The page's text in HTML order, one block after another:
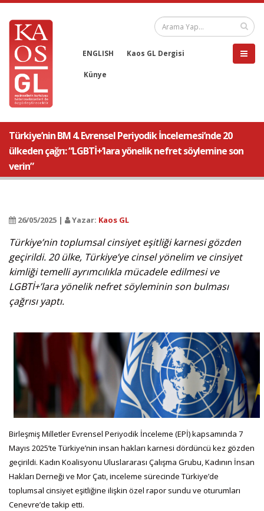
ENGLISH Kaos GL Dergisi
Künye
Türkiye’nin BM 4. Evrensel Periyodik İncelemesi’nde 20
ülkeden çağrı: “LGBTİ+’lara yönelik nefret söylemine son
verin”
26/05/2025 | Yazar: Kaos GL
Türkiye’nin toplumsal cinsiyet eşitliği karnesi gözden
geçirildi. 20 ülke, Türkiye’ye cinsel yönelim ve cinsiyet
kimliği temelli ayrımcılıkla mücadele edilmesi ve
LGBTİ+’lara yönelik nefret söyleminin son bulması
çağrısı yaptı.
Birleşmiş Milletler Evrensel Periyodik İnceleme (EPİ) kapsamında 7
Mayıs 2025’te Türkiye’nin insan hakları karnesi dördüncü kez gözden
geçirildi. Kadın Koalisyonu Uluslararası Çalışma Grubu, Kadının İnsan
Hakları Derneği ve Mor Çatı, inceleme sürecinde Türkiye’de
toplumsal cinsiyet eşitliğine ilişkin özel rapor sundu ve oturumları
Cenevre’de takip etti.